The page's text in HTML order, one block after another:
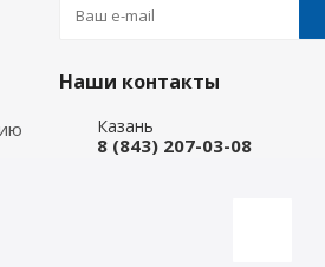
Наши контакты
Казань
8 (843) 207-03-08